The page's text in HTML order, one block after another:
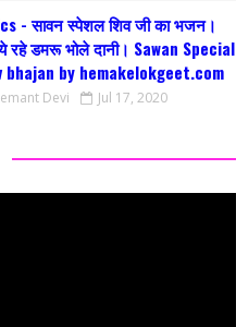
- सावन स्पेशल शिव जी का भजन।
रहे डमरू भोले दानी। Sawan Special
bhajan by hemakelokgeet.com
Devi Jul 17, 2020